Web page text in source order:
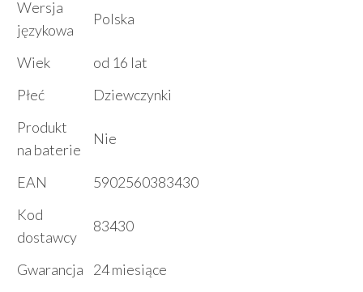
Wersja
językowa
Polska
Wiek
od 16 lat
Płeć
Dziewczynki
Produkt
na baterie
Nie
EAN
5902560383430
Kod
dostawcy
83430
Gwarancja 24 miesiące